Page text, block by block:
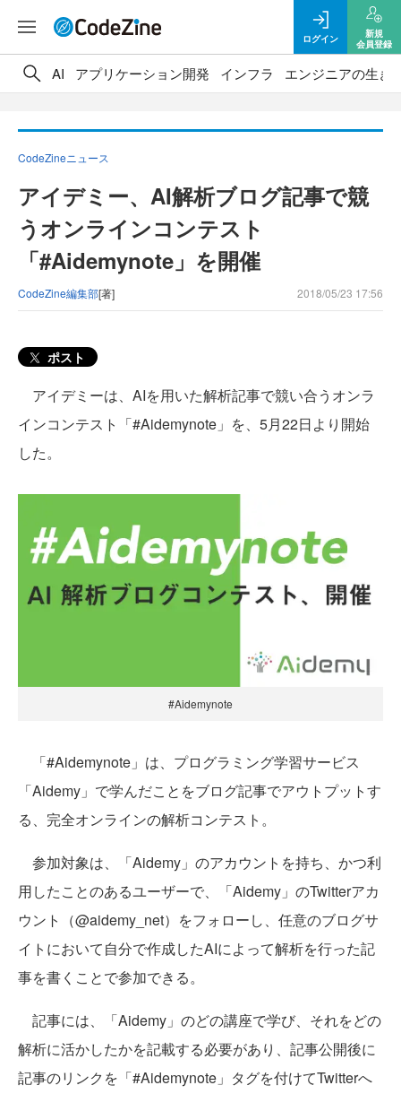
ログイン
新規
会員登録
AI アプリケーション開発 インフラ エンジニアの生き
CodeZineニュース
アイデミー、AI解析ブログ記事で競
うオンラインコンテスト
「#Aidemynote」を開催
CodeZine編集部[著] 2018/05/23 17:56
ポスト
アイデミーは、AIを用いた解析記事で競い合うオンラ
インコンテスト「#Aidemynote」を、5月22日より開始
した。
#Aidemynote
「#Aidemynote」は、プログラミング学習サービス
「Aidemy」で学んだことをブログ記事でアウトプットす
る、完全オンラインの解析コンテスト。
参加対象は、「Aidemy」のアカウントを持ち、かつ利
用したことのあるユーザーで、「Aidemy」のTwitterアカ
ウント（@aidemy_net）をフォローし、任意のブログサ
イトにおいて自分で作成したAIによって解析を行った記
事を書くことで参加できる。
記事には、「Aidemy」のどの講座で学び、それをどの
解析に活かしたかを記載する必要があり、記事公開後に
記事のリンクを「#Aidemynote」タグを付けてTwitterへ